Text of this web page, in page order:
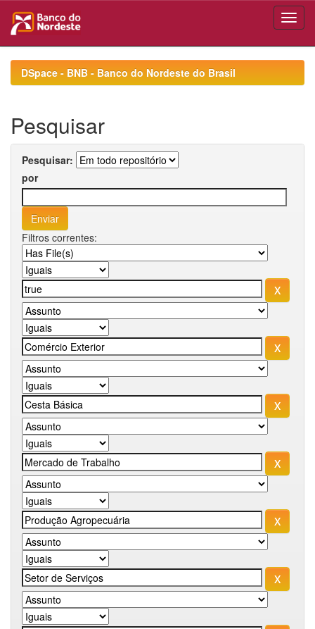
navigationDSpace - BNB - Banco do Nordeste do Brasil
Pesquisar
Pesquisar:
por
Filtros correntes: